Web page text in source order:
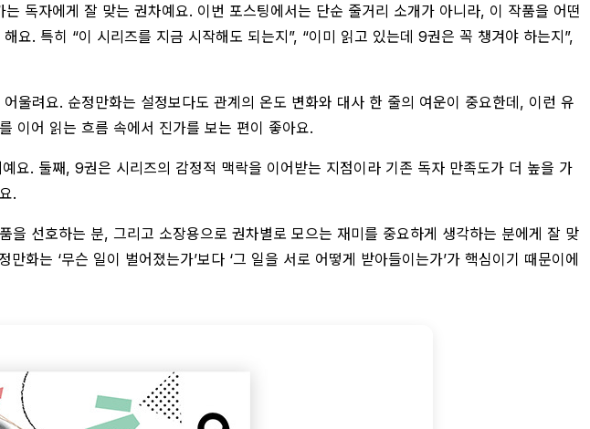
독자에게 잘 맞는 권차예요. 이번 포스팅에서는 단순 줄거리 소개가 아니라, 이 작품을 어떤
. 특히 “이 시리즈를 지금 시작해도 되는지”, “이미 읽고 있는데 9권은 꼭 챙겨야 하는지”,
울려요. 순정만화는 설정보다도 관계의 온도 변화와 대사 한 줄의 여운이 중요한데, 이런 유
이어 읽는 흐름 속에서 진가를 보는 편이 좋아요.
요. 둘째, 9권은 시리즈의 감정적 맥락을 이어받는 지점이라 기존 독자 만족도가 더 높을 가
.
선호하는 분, 그리고 소장용으로 권차별로 모으는 재미를 중요하게 생각하는 분에게 잘 맞
는 ‘무슨 일이 벌어졌는가’보다 ‘그 일을 서로 어떻게 받아들이는가’가 핵심이기 때문이에